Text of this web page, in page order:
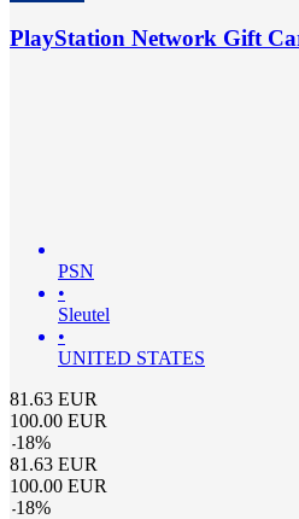
PlayStation Network Gift
PSN
•
Sleutel
•
UNITED STATES
81.63 EUR
100.00 EUR
-18%
81.63 EUR
100.00 EUR
-18%